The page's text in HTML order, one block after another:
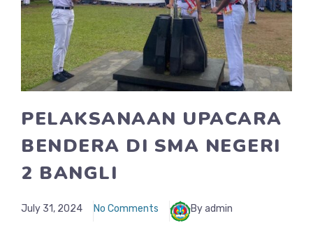
PELAKSANAAN UPACARA
BENDERA DI SMA NEGERI
2 BANGLI
July 31, 2024 No Comments By admin